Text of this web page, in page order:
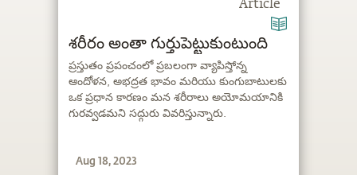
Article
శరీరం అంతా గుర్తుపెట్టుకుంటుంది
ప్రస్తుతం ప్రపంచంలో ప్రబలంగా వ్యాపిస్తోన్న
ఆందోళన, అభద్రత భావం మరియు కుంగుబాటులకు
ఒక ప్రధాన కారణం మన శరీరాలు అయోమయానికి
గురవ్వడమని సద్గురు వివరిస్తున్నారు.
Aug 18, 2023